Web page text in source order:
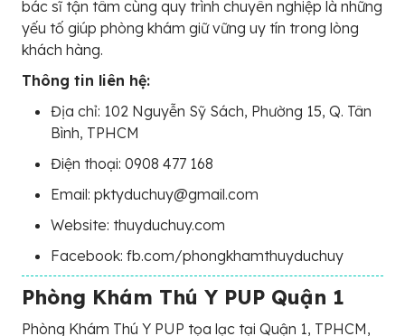
bác sĩ tận tâm cùng quy trình chuyên nghiệp là những
yếu tố giúp phòng khám giữ vững uy tín trong lòng
khách hàng.
Thông tin liên hệ:
Địa chỉ: 102 Nguyễn Sỹ Sách, Phường 15, Q. Tân
Bình, TPHCM
Điện thoại: 0908 477 168
Email: pktyduchuy@gmail.com
Website: thuyduchuy.com
Facebook: fb.com/phongkhamthuyduchuy
Phòng Khám Thú Y PUP Quận 1
Phòng Khám Thú Y PUP tọa lạc tại Quận 1, TPHCM,